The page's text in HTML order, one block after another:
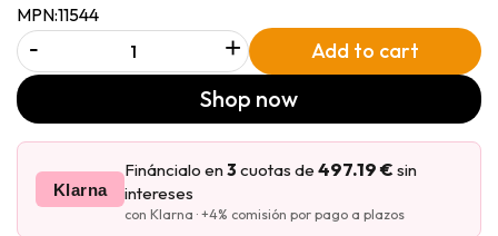
MPN:11544
- + Add to cart
Shop now
Klarna
Fináncialo en3 cuotas de 497.19 € sin
intereses
con Klarna · +4% comisión por pago a plazos